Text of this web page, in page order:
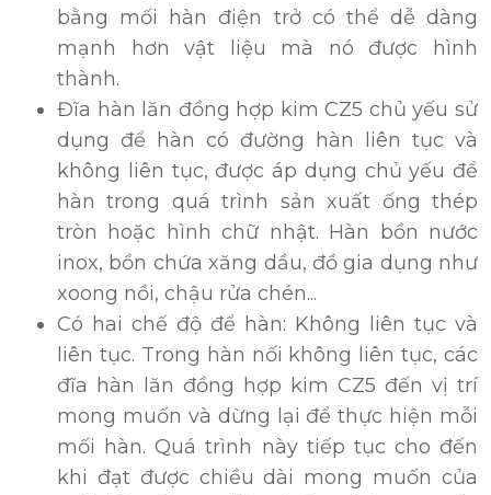
bằng mối hàn điện trở có thể dễ dàng
mạnh hơn vật liệu mà nó được hình
thành.
Đĩa hàn lăn đồng hợp kim CZ5 chủ yếu sử
dụng để hàn có đường hàn liên tục và
không liên tục, được áp dụng chủ yếu để
hàn trong quá trình sản xuất ống thép
tròn hoặc hình chữ nhật. Hàn bồn nước
inox, bồn chứa xăng dầu, đồ gia dụng như
xoong nồi, chậu rửa chén...
Có hai chế độ để hàn: Không liên tục và
liên tục. Trong hàn nối không liên tục, các
đĩa hàn lăn đồng hợp kim CZ5 đến vị trí
mong muốn và dừng lại để thực hiện mỗi
mối hàn. Quá trình này tiếp tục cho đến
khi đạt được chiều dài mong muốn của